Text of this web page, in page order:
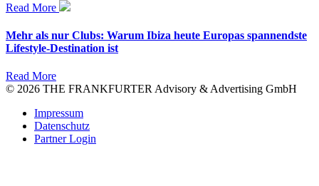
Read More
Mehr als nur Clubs: Warum Ibiza heute Europas spannendste
Lifestyle-Destination ist
Read More
© 2026 THE FRANKFURTER Advisory & Advertising GmbH
Impressum
Datenschutz
Partner Login